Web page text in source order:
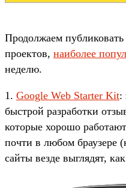
Продолжаем
проектов, наиболее
неделю.
1. Google Web Starter Kit:
быстрой разработки
которые хорошо
почти в любом браузере
сайты везде выглядят,